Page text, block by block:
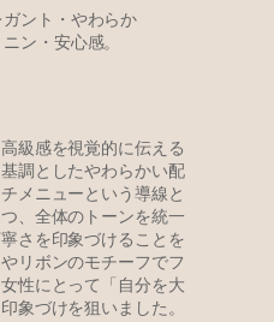
ント・やわらか
ン・安心感。
級感を視覚的に伝える
調としたやわらかい配
メニューという導線と
、全体のトーンを統一
さを印象づけることを
リボンのモチーフでフ
性にとって「自分を大
象づけを狙いました。